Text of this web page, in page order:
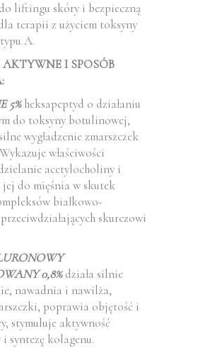
liftingu skóry i bezpieczną
terapii z użyciem toksyny
A.
I SPOSÓB
5% heksapeptyd o działaniu
do toksyny botulinowej,
wygładzenie zmarszczek
właściwości
acetylocholiny i
do mięśnia w skutek
białkowo-
skurczowi
0,8%działa silnie
nawadnia i nawilża,
poprawia objętość i
stymuluje aktywność
syntezę kolagenu.